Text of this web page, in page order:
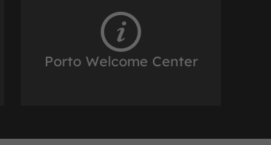
Porto Welcome Center